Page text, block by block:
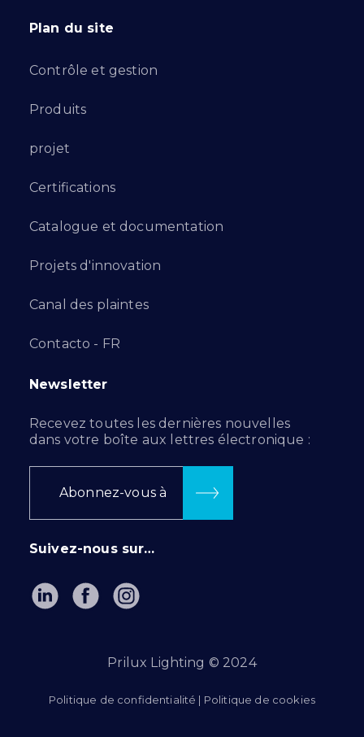
Plan du site
Contrôle et gestion
Produits
projet
Certifications
Catalogue et documentation
Projets d'innovation
Canal des plaintes
Contacto - FR
Newsletter
Recevez toutes les dernières nouvelles
dans votre boîte aux lettres électronique :
Abonnez-vous à
Suivez-nous sur…
Prilux Lighting © 2024
Politique de confidentialité | Politique de cookies